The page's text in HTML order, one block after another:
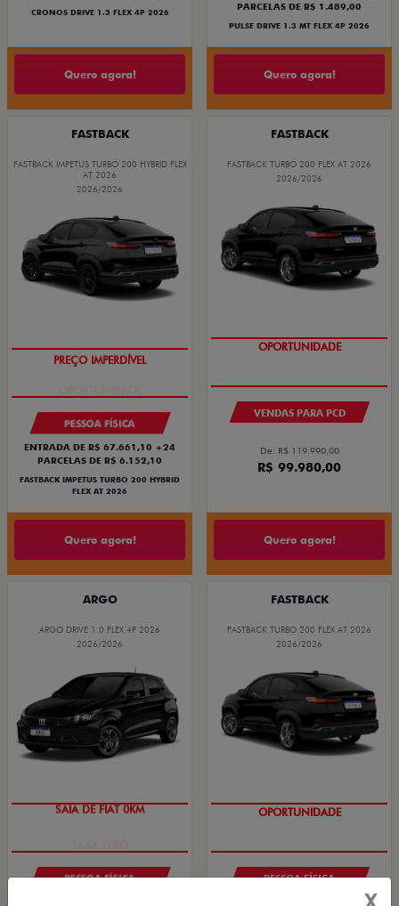
CRONOS DRIVE 1.3 FLEX 4P 2026
Quero agora!
PARCELAS DE R$ 1.489,00
PULSE DRIVE 1.3 MT FLEX 4P 2026
Quero agora!
FASTBACK
FASTBACK IMPETUS TURBO 200 HYBRID FLEX
AT 2026
2026/2026
PREÇO IMPERDÍVEL
PESSOA FÍSICA
ENTRADA DE R$ 67.661,10 +24
PARCELAS DE R$ 6.152,10
FASTBACK IMPETUS TURBO 200 HYBRID
FLEX AT 2026
Quero agora!
FASTBACK
FASTBACK TURBO 200 FLEX AT 2026
2026/2026
OPORTUNIDADE
VENDAS PARA PCD
De: R$ 119.990,00
R$ 99.980,00
Quero agora!
ARGO
ARGO DRIVE 1.0 FLEX 4P 2026
2026/2026
SAIA DE FIAT 0KM
PESSOA FÍSICA
FASTBACK
FASTBACK TURBO 200 FLEX AT 2026
2026/2026
OPORTUNIDADE
PESSOA FÍSICA